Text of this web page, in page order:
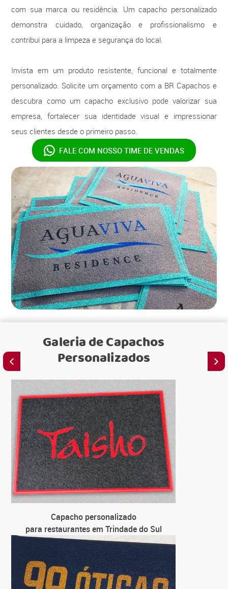
com sua marca ou residência. Um capacho personalizado
demonstra cuidado, organização e profissionalismo e
contribui para a limpeza e segurança do local.
Invista em um produto resistente, funcional e totalmente
personalizado. Solicite um orçamento com a BR Capachos e
descubra como um capacho exclusivo pode valorizar sua
empresa, fortalecer sua identidade visual e impressionar
seus clientes desde o primeiro passo.
FALE COM NOSSO TIME DE VENDAS
Galeria deCapachos
Personalizados
Capacho personalizado
para restaurantes em Trindade do Sul